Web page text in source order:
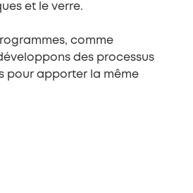
et le verre.
comme
des processus
pour apporter la même